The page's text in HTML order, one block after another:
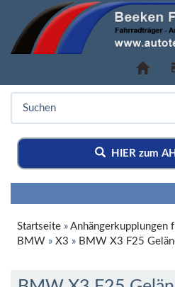
HIER zum
Startseite » Anhängerkupplungen
BMW » X3 » BMW X3 F25